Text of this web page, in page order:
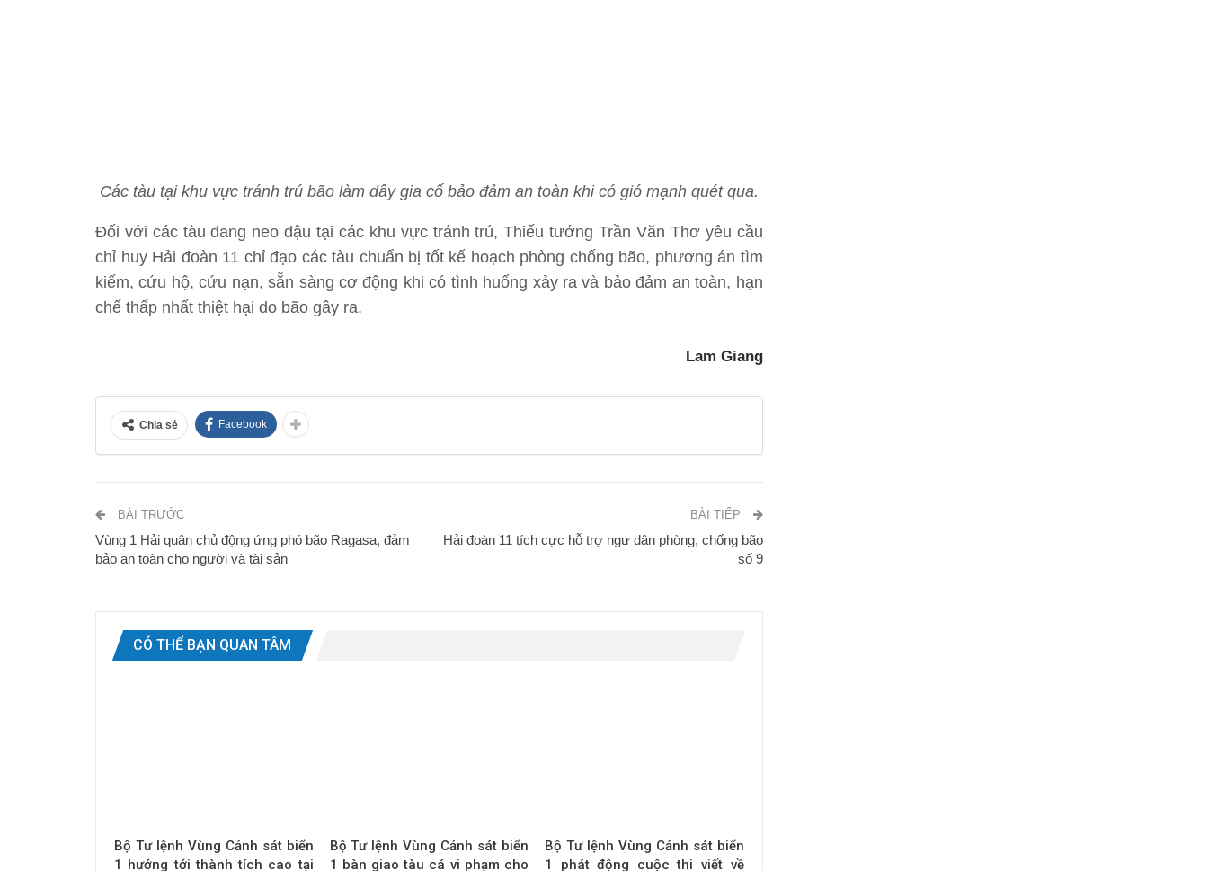
Các tàu tại khu vực tránh trú bão làm dây gia cố bảo đảm an toàn khi có gió mạnh quét qua.
Đối với các tàu đang neo đậu tại các khu vực tránh trú, Thiếu tướng Trần Văn Thơ yêu cầu
chỉ huy Hải đoàn 11 chỉ đạo các tàu chuẩn bị tốt kế hoạch phòng chống bão, phương án tìm
kiếm, cứu hộ, cứu nạn, sẵn sàng cơ động khi có tình huống xảy ra và bảo đảm an toàn, hạn
chế thấp nhất thiệt hại do bão gây ra.
Lam Giang
Chia sẻ Facebook
BÀI TRƯỚC
Vùng 1 Hải quân chủ động ứng phó bão Ragasa, đảm
bảo an toàn cho người và tài sản
BÀI TIẾP
Hải đoàn 11 tích cực hỗ trợ ngư dân phòng, chống bão
số 9
CÓ THỂ BẠN QUAN TÂM
Bộ Tư lệnh Vùng Cảnh sát biển
1 hướng tới thành tích cao tại
Bộ Tư lệnh Vùng Cảnh sát biển
1 bàn giao tàu cá vi phạm cho
Bộ Tư lệnh Vùng Cảnh sát biển
1 phát động cuộc thi viết về